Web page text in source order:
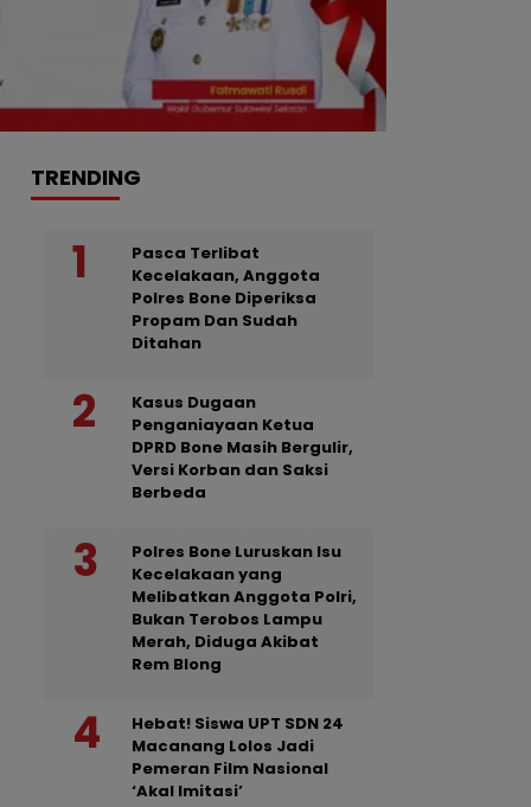
TRENDING
Pasca Terlibat
Kecelakaan, Anggota
Polres Bone Diperiksa
Propam Dan Sudah
Ditahan
Kasus Dugaan
Penganiayaan Ketua
DPRD Bone Masih Bergulir,
Versi Korban dan Saksi
Berbeda
Polres Bone Luruskan Isu
Kecelakaan yang
Melibatkan Anggota Polri,
Bukan Terobos Lampu
Merah, Diduga Akibat
Rem Blong
Hebat! Siswa UPT SDN 24
Macanang Lolos Jadi
Pemeran Film Nasional
‘Akal Imitasi’